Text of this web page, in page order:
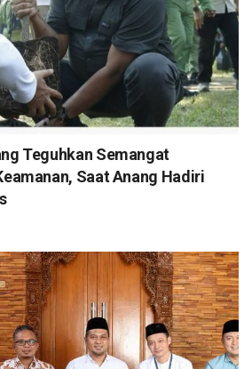
Teguhkan Semangat
Saat Anang Hadiri